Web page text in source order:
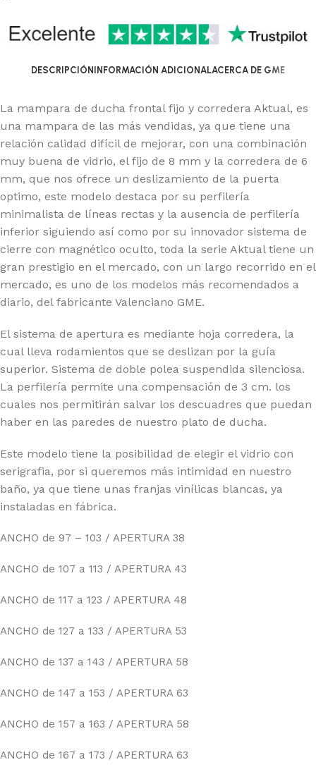
DESCRIPCIÓN INFORMACIÓN ADICIONALACERCA DE GME
La mampara de ducha frontal fijo y corredera Aktual, es
una mampara de las más vendidas, ya que tiene una
relación calidad difícil de mejorar, con una combinación
muy buena de vidrio, el fijo de 8 mm y la corredera de 6
mm, que nos ofrece un deslizamiento de la puerta
optimo, este modelo destaca por su perfilería
minimalista de líneas rectas y la ausencia de perfilería
inferior siguiendo así como por su innovador sistema de
cierre con magnético oculto, toda la serie Aktual tiene un
gran prestigio en el mercado, con un largo recorrido en el
mercado, es uno de los modelos más recomendados a
diario, del fabricante Valenciano GME.
El sistema de apertura es mediante hoja corredera, la
cual lleva rodamientos que se deslizan por la guía
superior. Sistema de doble polea suspendida silenciosa.
La perfilería permite una compensación de 3 cm. los
cuales nos permitirán salvar los descuadres que puedan
haber en las paredes de nuestro plato de ducha.
Este modelo tiene la posibilidad de elegir el vidrio con
serigrafia, por si queremos más intimidad en nuestro
baño, ya que tiene unas franjas vinílicas blancas, ya
instaladas en fábrica.
ANCHO de 97 – 103 / APERTURA 38
ANCHO de 107 a 113 / APERTURA 43
ANCHO de 117 a 123 / APERTURA 48
ANCHO de 127 a 133 / APERTURA 53
ANCHO de 137 a 143 / APERTURA 58
ANCHO de 147 a 153 / APERTURA 63
ANCHO de 157 a 163 / APERTURA 58
ANCHO de 167 a 173 / APERTURA 63